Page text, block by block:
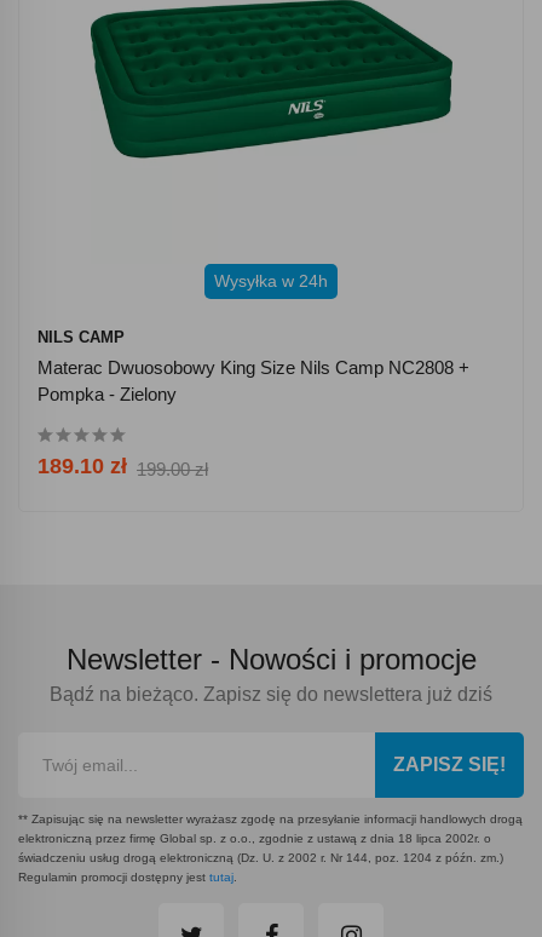
Wysyłka w 24h
NILS CAMP
Materac Dwuosobowy King Size Nils Camp NC2808 +
Pompka - Zielony
189.10 zł 199.00 zł
Newsletter - Nowości i promocje
Bądź na bieżąco. Zapisz się do newslettera już dziś
ZAPISZ SIĘ!
** Zapisując się na newsletter wyrażasz zgodę na przesyłanie informacji handlowych drogą
elektroniczną przez firmę Global sp. z o.o., zgodnie z ustawą z dnia 18 lipca 2002r. o
świadczeniu usług drogą elektroniczną (Dz. U. z 2002 r. Nr 144, poz. 1204 z późn. zm.)
Regulamin promocji dostępny jest tutaj.